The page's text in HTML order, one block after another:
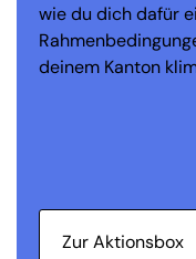
wie du dich dafür
deinem Kanton
Zur Aktionsbox